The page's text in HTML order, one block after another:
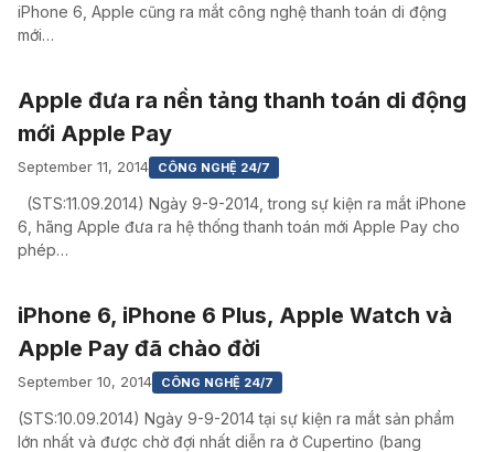
iPhone 6, Apple cũng ra mắt công nghệ thanh toán di động
mới…
Apple đưa ra nền tảng thanh toán di động
mới Apple Pay
September 11, 2014 CÔNG NGHỆ 24/7
(STS:11.09.2014) Ngày 9-9-2014, trong sự kiện ra mắt iPhone
6, hãng Apple đưa ra hệ thống thanh toán mới Apple Pay cho
phép…
iPhone 6, iPhone 6 Plus, Apple Watch và
Apple Pay đã chào đời
September 10, 2014 CÔNG NGHỆ 24/7
(STS:10.09.2014) Ngày 9-9-2014 tại sự kiện ra mắt sản phẩm
lớn nhất và được chờ đợi nhất diễn ra ở Cupertino (bang